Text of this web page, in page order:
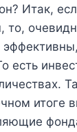
Итак,
то,
есть
итоге